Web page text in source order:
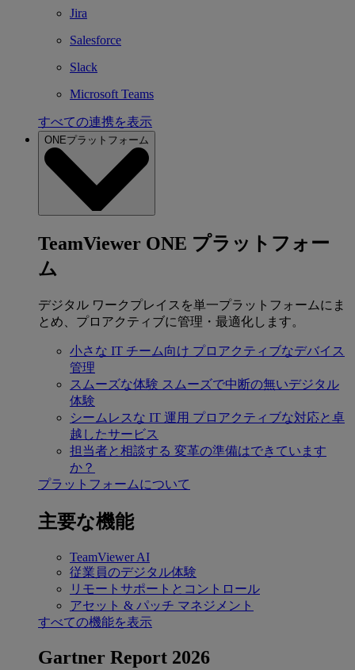
Jira
Salesforce
Slack
Microsoft Teams
すべての連携を表示
ONEプラットフォーム
TeamViewer ONE プラットフォー
ム
デジタル ワークプレイスを単一プラットフォームにま
とめ、プロアクティブに管理・最適化します。
小さな IT チーム向け プロアクティブなデバイス
管理
スムーズな体験 スムーズで中断の無いデジタル
体験
シームレスな IT 運用 プロアクティブな対応と卓
越したサービス
担当者と相談する 変革の準備はできています
か？
プラットフォームについて
主要な機能
TeamViewer AI
従業員のデジタル体験
リモートサポートとコントロール
アセット & パッチ マネジメント
すべての機能を表示
Gartner Report 2026